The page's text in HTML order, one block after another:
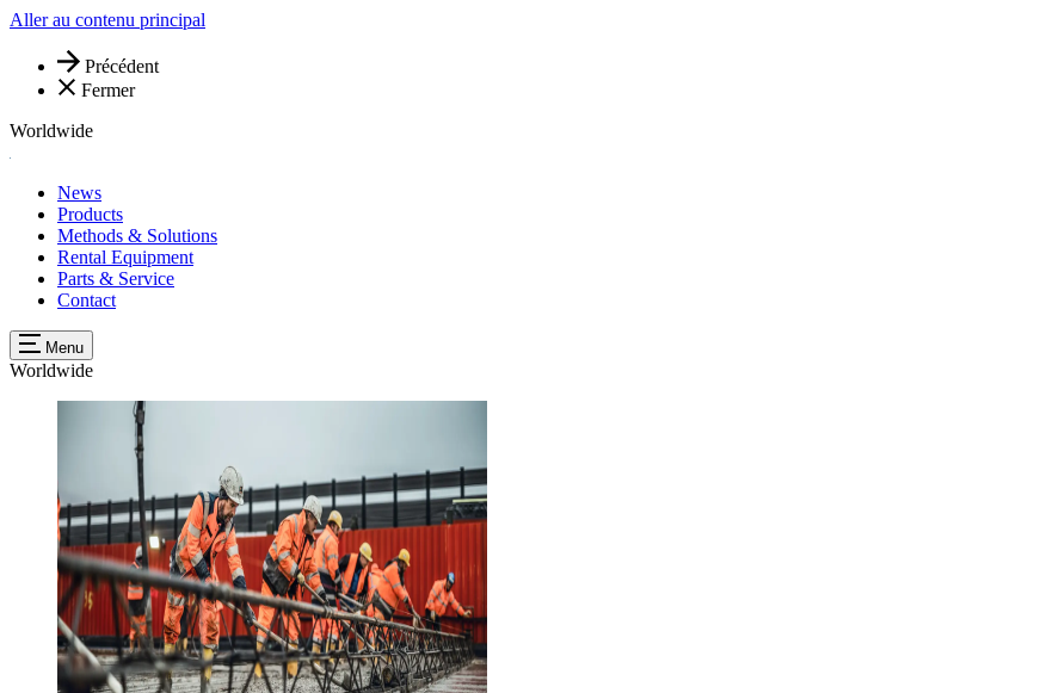
Aller au contenu principal
Précédent
Fermer
Worldwide
News
Products
Methods & Solutions
Rental Equipment
Parts & Service
Contact
Menu
Worldwide